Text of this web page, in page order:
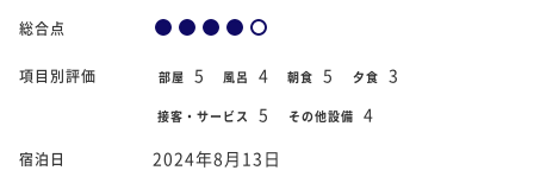
総合点
項目別評価 部屋 5 風呂 4 朝食 5 夕食 3
接客・サービス 5 その他設備 4
宿泊日 2024年8月13日